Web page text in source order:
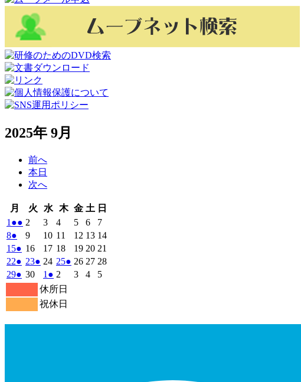
2025年 9月
前へ
本日
次へ
月
曜
日
火 火
曜
日
水 水
曜
日
木木
曜
日
金金
曜
日
土 土
曜
日
日
1 2025
年
9
月
1
日
●● (2
件
の
イ
ベ
ン
ト)
2 2025
年
9
月
2
日
32025
年
9
月
3
日
42025
年
9
月
4
日
52025
年
9
月
5
日
62025
年
9
月
6
日
72025
年
9
月
7
日
82025
年
9
月
8
●
件
の
イ
ベ
ン
92025
年
9
月
9
102025
年
月
10
日
11
2025
9
月
11
日
12 2025
年
9
月
12
132025
年
9
月
13
142025
152025
年
9
月
● (1
件
の
イ
ベ
162025
年
9
月
16
日
172025
年
月
17
日
182025
年
18
日
192025
年
202025
年
9
21
222025
年
9
月
● (1
件
の
イ
ベ
232025
年
9
月
23
● (1
件
の
イ
ベ
242025
年
9
月
24
252025
9
月
25
● (1
件
262025
年
272025
年
282025
292025
年
9
● (1
件
の
イ
ベ
302025
年
9
月
1 2025
年
10
月
● (1
件
の
イ
ベ
2 2025
年
10
月
32025
42025
52025
休所日
祝休日